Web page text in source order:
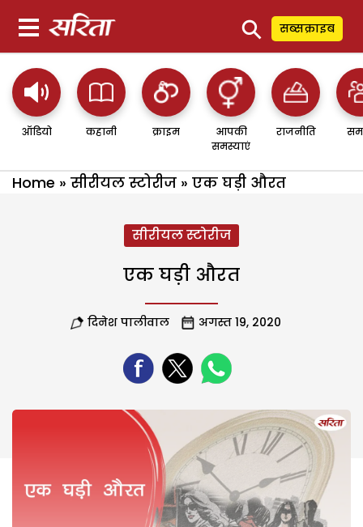
⚲ सब्सक्राइब
ऑडियो कहानी क्राइम
आपकी
समस्याएं
राजनीति
Home » सीरीयल स्टोरीज » एक घड़ी औरत
सीरीयल स्टोरीज
एक घड़ी औरत
दिनेश पालीवाल अगस्त 19, 2020